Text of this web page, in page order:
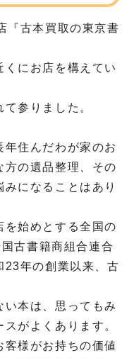
『古本買取の東京書
にお店を構えてい
参りました。
住んだわが家のお
方の遺品整理、その
になることはあり
を始めとする全国の
古書籍商組合連合
23年の創業以来、古
本は、思ってもみ
がよくあります。
様がお持ちの価値